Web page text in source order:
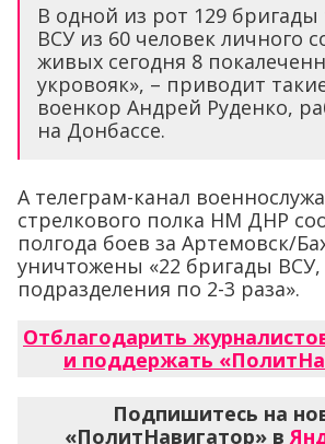
В одной из рот 129
ВСУ из 60 человек личного
живых сегодня 8
укровояк», – приводит
военкор Андрей Руденко,
на Донбассе.
А телеграм-канал
стрелкового полка НМ ДНР
полгода боев за Артемовск/
уничтожены «22 бригады
подразделения по 2-3 раза».
Отблагодарить
и поддержать
Подпишитесь на
«ПолитНавигатор» в